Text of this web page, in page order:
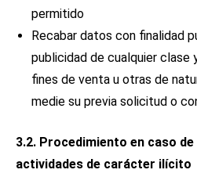
permitido
Recabar datos con finalidad
publicidad de cualquier clase
fines de venta u otras de
medie su previa solicitud o
3.2. Procedimiento en caso
actividades de carácter ilícito